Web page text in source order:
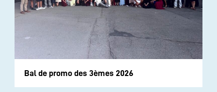
Bal de promo des 3èmes 2026